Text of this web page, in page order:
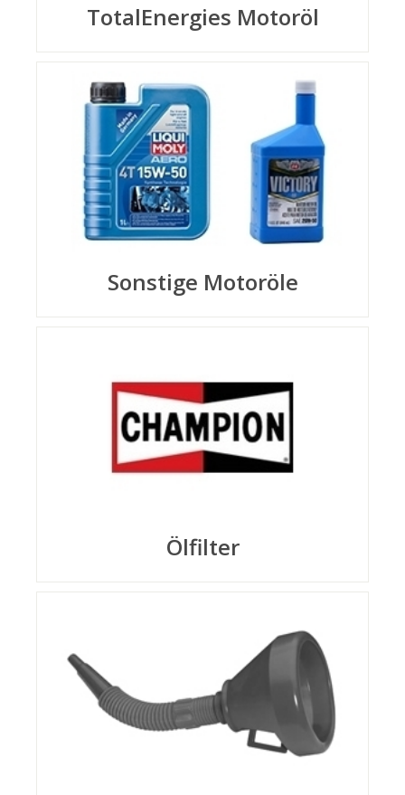
TotalEnergies Motoröl
Sonstige Motoröle
Ölfilter